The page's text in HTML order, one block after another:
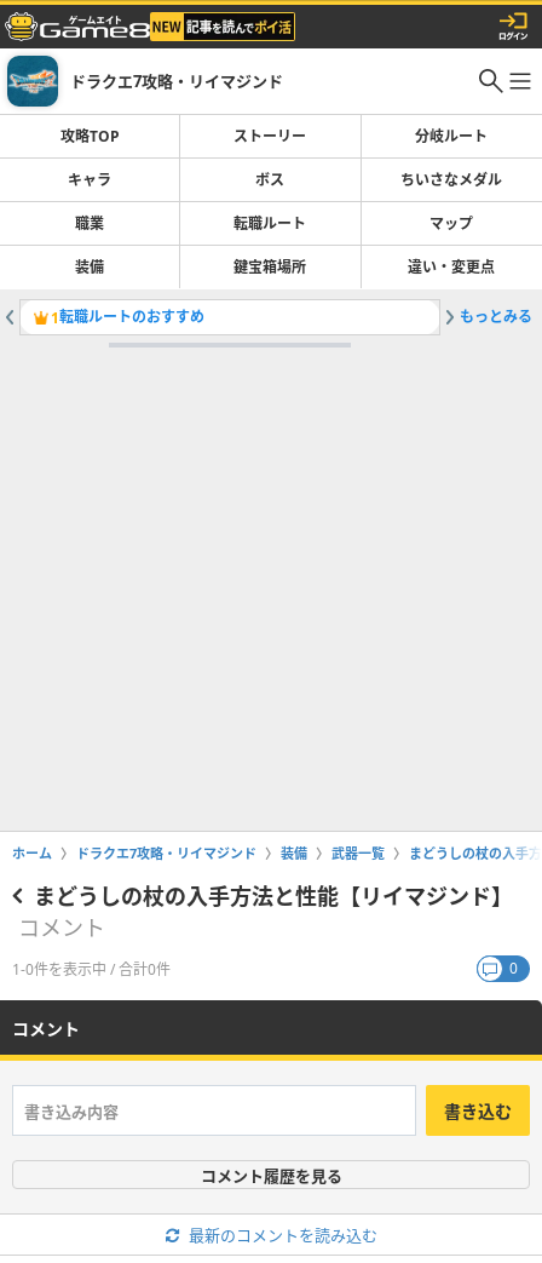
ドラクエ7攻略・リイマジンド
攻略TOP ストーリー 分岐ルート
キャラ ボス ちいさなメダル
職業 転職ルート マップ
装備 鍵宝箱場所 違い・変更点
1転職ルートのおすすめ 2ストー
もっとみる
ホーム ドラクエ7攻略・リイマジンド 装備 武器一覧 まどうしの杖の入手
まどうしの杖の入手方法と性能【リイマジンド】
コメント
1-0件を表示中 / 合計0件 0
コメント
書き込む
コメント履歴を見る
最新のコメントを読み込む